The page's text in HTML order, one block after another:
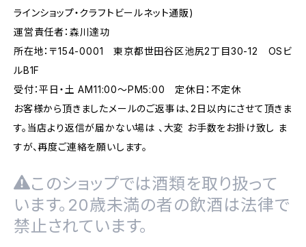
ラインショップ・クラフトビールネット通販)
運営責任者：森川達功
所在地：〒154-0001 東京都世田谷区池尻2丁目30-12 OSビ
ルB1F
受付：平日・土 AM11:00～PM5:00 定休日：不定休
お客様から頂きましたメールのご返事は、2日以内にさせて頂きま
す。当店より返信が届かない場は 、大変 お手数をお掛け致し ま
すが、再度ご連絡を願いします。
このショップでは酒類を取り扱って
います。20歳未満の者の飲酒は法律で
禁止されています。